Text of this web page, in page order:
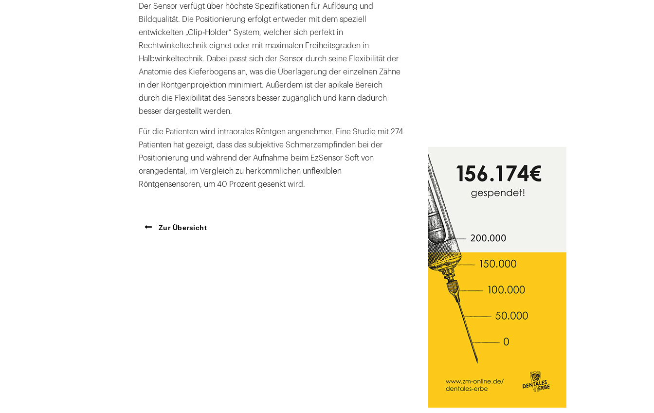
Der Sensor verfügt über höchste Spezifikationen für Auflösung und
Bildqualität. Die Positionierung erfolgt entweder mit dem speziell
entwickelten „Clip‐Holder“ System, welcher sich perfekt in
Rechtwinkeltechnik eignet oder mit maximalen Freiheitsgraden in
Halbwinkeltechnik. Dabei passt sich der Sensor durch seine Flexibilität der
Anatomie des Kieferbogens an, was die Überlagerung der einzelnen Zähne
in der Röntgenprojektion minimiert. Außerdem ist der apikale Bereich
durch die Flexibilität des Sensors besser zugänglich und kann dadurch
besser dargestellt werden.
Für die Patienten wird intraorales Röntgen angenehmer. Eine Studie mit 274
Patienten hat gezeigt, dass das subjektive Schmerzempfinden bei der
Positionierung und während der Aufnahme beim EzSensor Soft von
orangedental, im Vergleich zu herkömmlichen unflexiblen
Röntgensensoren, um 40 Prozent gesenkt wird.
Zur Übersicht